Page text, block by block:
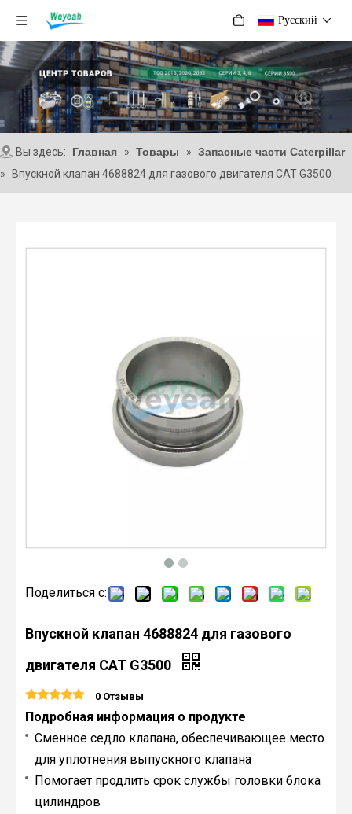
Pусский
Вы здесь: Главная » Товары » Запасные части Caterpillar
»
Впускной клапан 4688824 для газового двигателя CAT G3500
Поделиться с:
Впускной клапан 4688824 для газового
двигателя CAT G3500
0 Отзывы
Подробная информация о продукте
Сменное седло клапана, обеспечивающее место
для уплотнения выпускного клапана
Помогает продлить срок службы головки блока
цилиндров